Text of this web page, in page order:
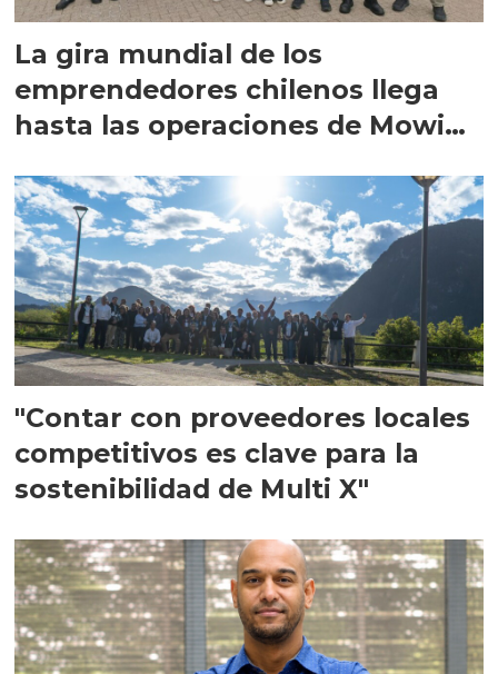
La gira mundial de los
emprendedores chilenos llega
hasta las operaciones de Mowi
"Contar con proveedores locales
competitivos es clave para la
sostenibilidad de Multi X"